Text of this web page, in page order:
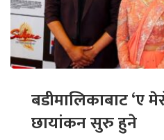
बडीमालिकाबाट ‘ए
छायांकन सुरु हुने